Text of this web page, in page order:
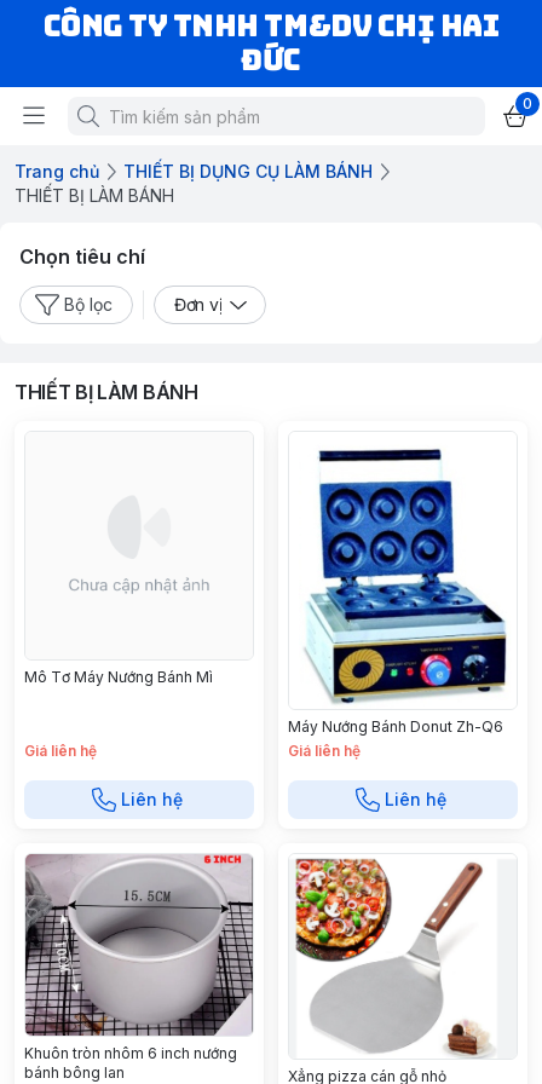
CÔNG TY TNHH TM&DV CHỊ HAI
ĐỨC
0
Trang chủ
THIẾT BỊ DỤNG CỤ LÀM BÁNH
THIẾT BỊ LÀM BÁNH
Chọn tiêu chí
Bộ lọc Đơn vị
THIẾT BỊ LÀM BÁNH
Mô Tơ Máy Nướng Bánh Mì
Giá liên hệ
Liên hệ
Máy Nướng Bánh Donut Zh-Q6
Giá liên hệ
Liên hệ
Khuôn tròn nhôm 6 inch nướng
bánh bông lan
Xẳng pizza cán gỗ nhỏ